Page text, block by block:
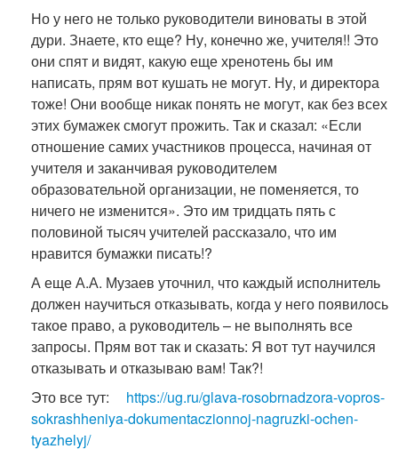
Но у него не только руководители виноваты в этой
дури. Знаете, кто еще? Ну, конечно же, учителя!! Это
они спят и видят, какую еще хренотень бы им
написать, прям вот кушать не могут. Ну, и директора
тоже! Они вообще никак понять не могут, как без всех
этих бумажек смогут прожить. Так и сказал: «Если
отношение самих участников процесса, начиная от
учителя и заканчивая руководителем
образовательной организации, не поменяется, то
ничего не изменится». Это им тридцать пять с
половиной тысяч учителей рассказало, что им
нравится бумажки писать!?
А еще А.А. Музаев уточнил, что каждый исполнитель
должен научиться отказывать, когда у него появилось
такое право, а руководитель – не выполнять все
запросы. Прям вот так и сказать: Я вот тут научился
отказывать и отказываю вам! Так?!
Это все тут:
https://ug.ru/glava-rosobrnadzora-vopros-
sokrashheniya-dokumentaczionnoj-nagruzki-ochen-
tyazhelyj/